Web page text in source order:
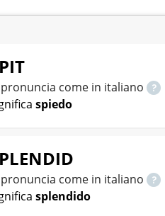
come in italiano
spiedo
come in italiano
splendido